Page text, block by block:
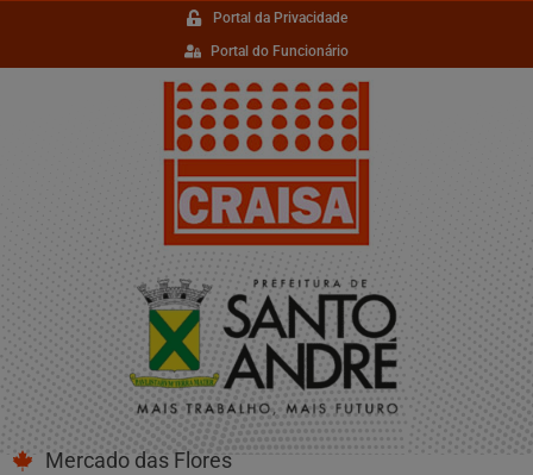
Portal da Privacidade
Portal do Funcionário
Mercado das Flores